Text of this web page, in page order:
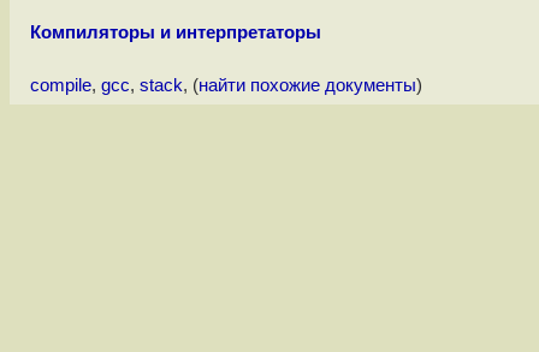
Компиляторы и интерпретаторы
compile, gcc, stack, (найти похожие документы)